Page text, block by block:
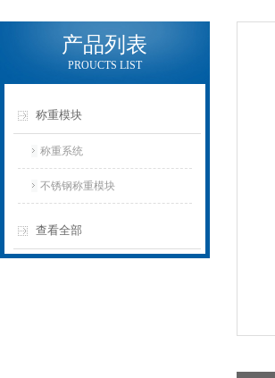
产品列表
PROUCTS LIST
称重模块
称重系统
不锈钢称重模块
查看全部